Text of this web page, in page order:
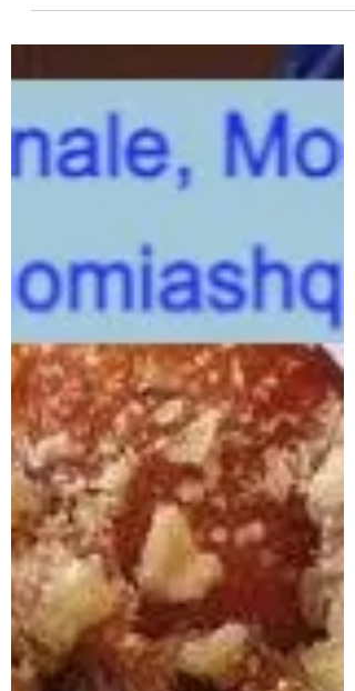
ne vitet 1700 kur kuzhinieri gjenovez
Giobatta Cabona, i ftuar ne Spanje nga